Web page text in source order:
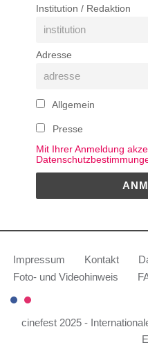
Institution / Redaktion
Adresse
Allgemein
Presse
Mit Ihrer Anmeldung
Impressum Kontakt
Foto- und Videohinweis
cinefest 2025 -